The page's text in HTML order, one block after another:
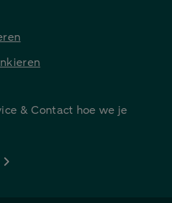
& Contact hoe we je